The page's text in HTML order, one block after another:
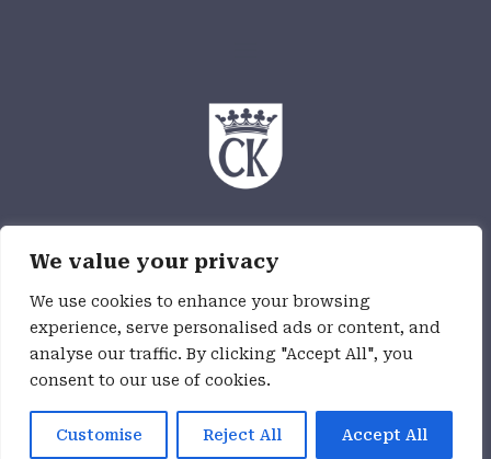
We value your privacy
We use cookies to enhance your browsing
experience, serve personalised ads or content, and
analyse our traffic. By clicking "Accept All", you
consent to our use of cookies.
Customise Reject All Accept All
jest częścią Wzgórza Zamkowego,
jednostki budżetowej Miasta Kielce
Deklaracja dostępności
Darek Ścisło